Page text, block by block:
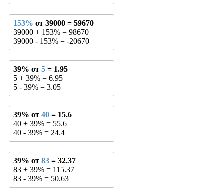
153% от 39000 = 59670
39000 + 153% = 98670
39000 - 153% = -20670
39% от 5 = 1.95
5 + 39% = 6.95
5 - 39% = 3.05
39% от 40 = 15.6
40 + 39% = 55.6
40 - 39% = 24.4
39% от 83 = 32.37
83 + 39% = 115.37
83 - 39% = 50.63